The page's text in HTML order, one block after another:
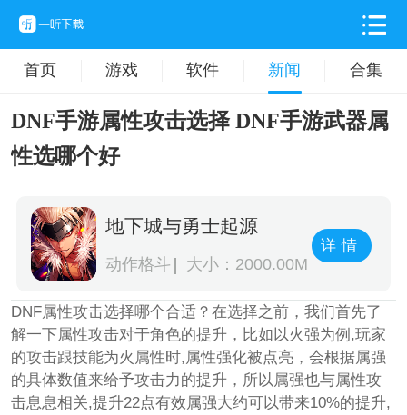
首页 游戏 软件 新闻 合集
DNF手游属性攻击选择 DNF手游武器属
性选哪个好
地下城与勇士起源
动作格斗 大小：2000.00M
详情
DNF属性攻击选择哪个合适？在选择之前，我们首先了
解一下属性攻击对于角色的提升，比如以火强为例,玩家
的攻击跟技能为火属性时,属性强化被点亮，会根据属强
的具体数值来给予攻击力的提升，所以属强也与属性攻
击息息相关,提升22点有效属强大约可以带来10%的提升,